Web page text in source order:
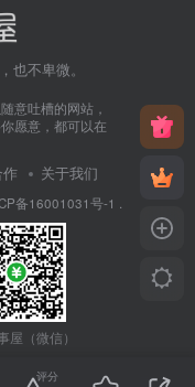
也不卑微。
意吐槽的网站，
愿意，都可以在
关于我们
备16001031号-1 .
屋（微信）
评分